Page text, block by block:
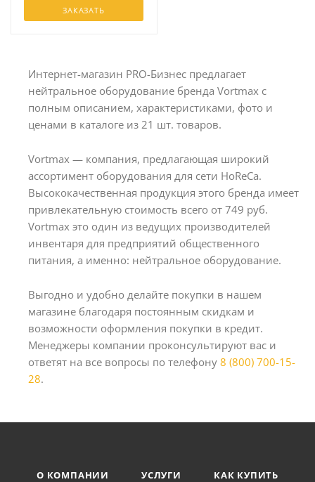
ЗАКАЗАТЬ
Интернет-магазин PRO-Бизнес предлагает
нейтральное оборудование бренда Vortmax с
полным описанием, характеристиками, фото и
ценами в каталоге из 21 шт. товаров.
Vortmax — компания, предлагающая широкий
ассортимент оборудования для сети HoReCa.
Высококачественная продукция этого бренда имеет
привлекательную стоимость всего от 749 руб.
Vortmax это один из ведущих производителей
инвентаря для предприятий общественного
питания, а именно: нейтральное оборудование.
Выгодно и удобно делайте покупки в нашем
магазине благодаря постоянным скидкам и
возможности оформления покупки в кредит.
Менеджеры компании проконсультируют вас и
ответят на все вопросы по телефону 8 (800) 700-15-
28.
О КОМПАНИИ УСЛУГИ
КАК КУПИТЬ